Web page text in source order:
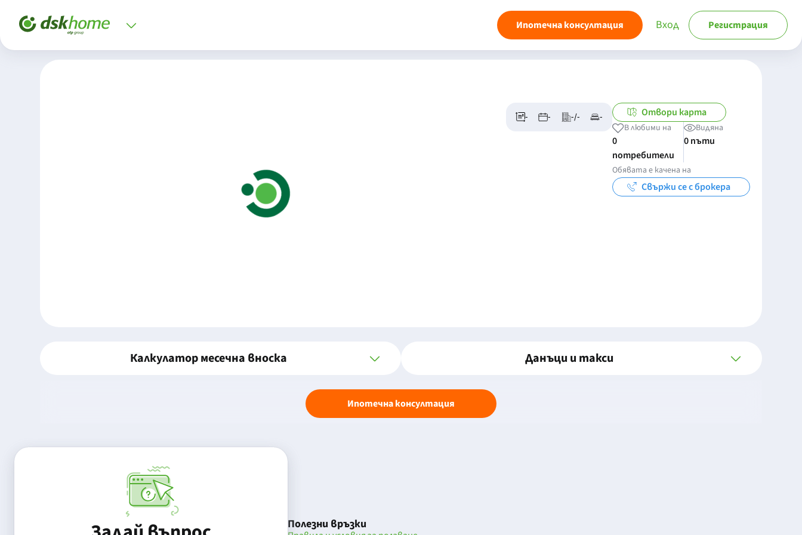
Ипотечна консултация Вход Регистрация
- - -/- - Отвори карта
В любими на
0
потребители
Видяна
0 пъти
Обявата е качена на
Свържи се с брокера
Калкулатор месечна вноска Данъци и такси
Ипотечна консултация
Полезни връзки